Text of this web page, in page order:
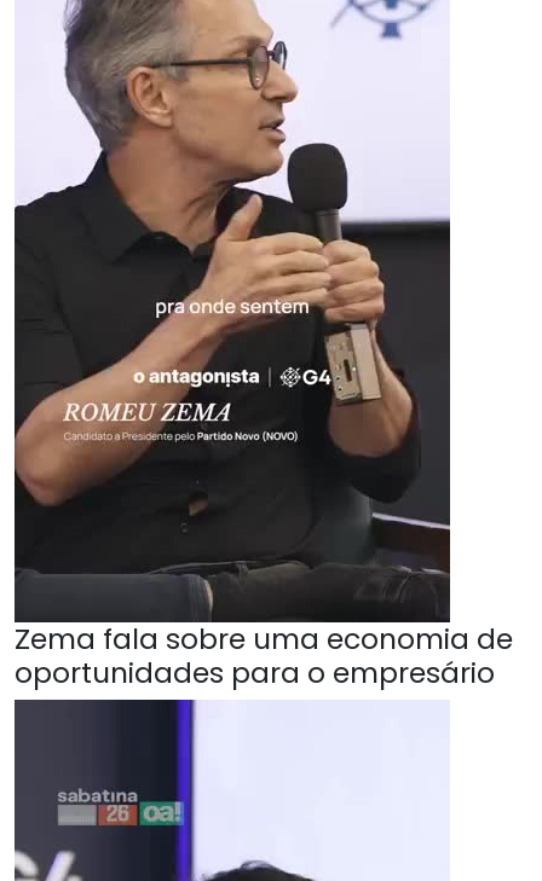
Zema fala sobre uma economia de
oportunidades para o empresário